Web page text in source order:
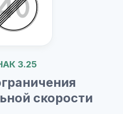
3.25
скорости